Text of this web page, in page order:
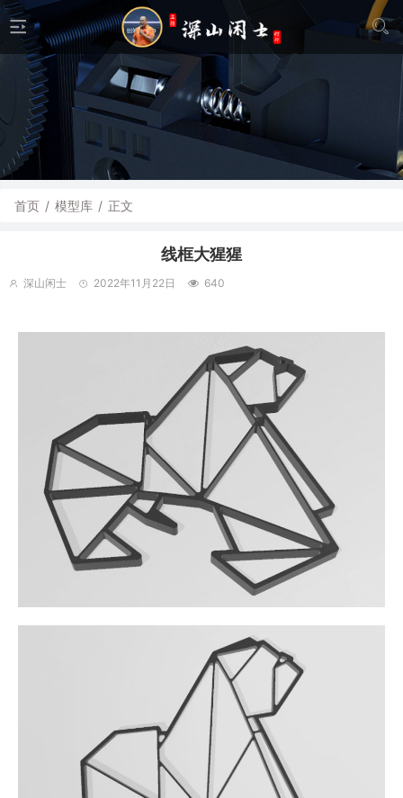
首页 / 模型库 / 正文
线框大猩猩
深山闲士 2022年11月22日 640